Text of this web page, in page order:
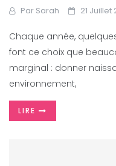
Par Sarah 21 Juillet
Chaque année,
font ce choix que
marginal : donner
environnement,
LIRE